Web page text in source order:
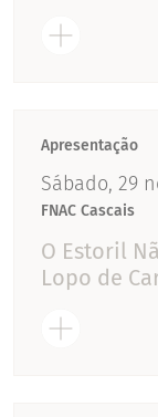
Apresentação
Sábado, 29
FNAC Cascais
O Estoril
Lopo de